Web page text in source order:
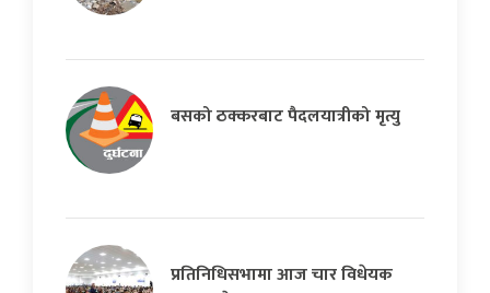
बसको ठक्करबाट पैदलयात्रीको मृत्यु
प्रतिनिधिसभामा आज चार विधेयक